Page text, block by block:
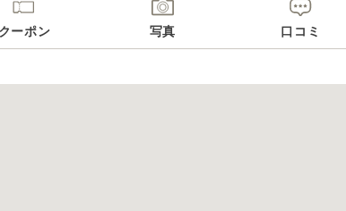
クーポン 写真 口コミ